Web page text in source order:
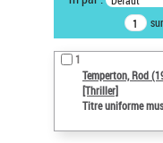
Recherche avancée
notices d’autorité
Œuvres liées à l'auteur
Temperton, Rod
Type de notice
1
Temperton, Rod
[Thriller]
Titre uniforme